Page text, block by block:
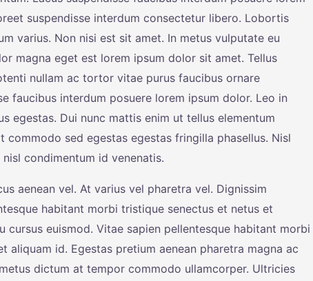
suspendisse interdum consectetur libero. Lobortis
varius. Non nisi est sit amet. In metus vulputate eu
magna eget est lorem ipsum dolor sit amet. Tellus
nullam ac tortor vitae purus faucibus ornare
faucibus interdum posuere lorem ipsum dolor. Leo in
egestas. Dui nunc mattis enim ut tellus elementum
sed egestas egestas fringilla phasellus. Nisl
condimentum id venenatis.
aenean vel. At varius vel pharetra vel. Dignissim
habitant morbi tristique senectus et netus et
cursus euismod. Vitae sapien pellentesque habitant morbi
aliquam id. Egestas pretium aenean pharetra magna ac
dictum at tempor commodo ullamcorper. Ultricies